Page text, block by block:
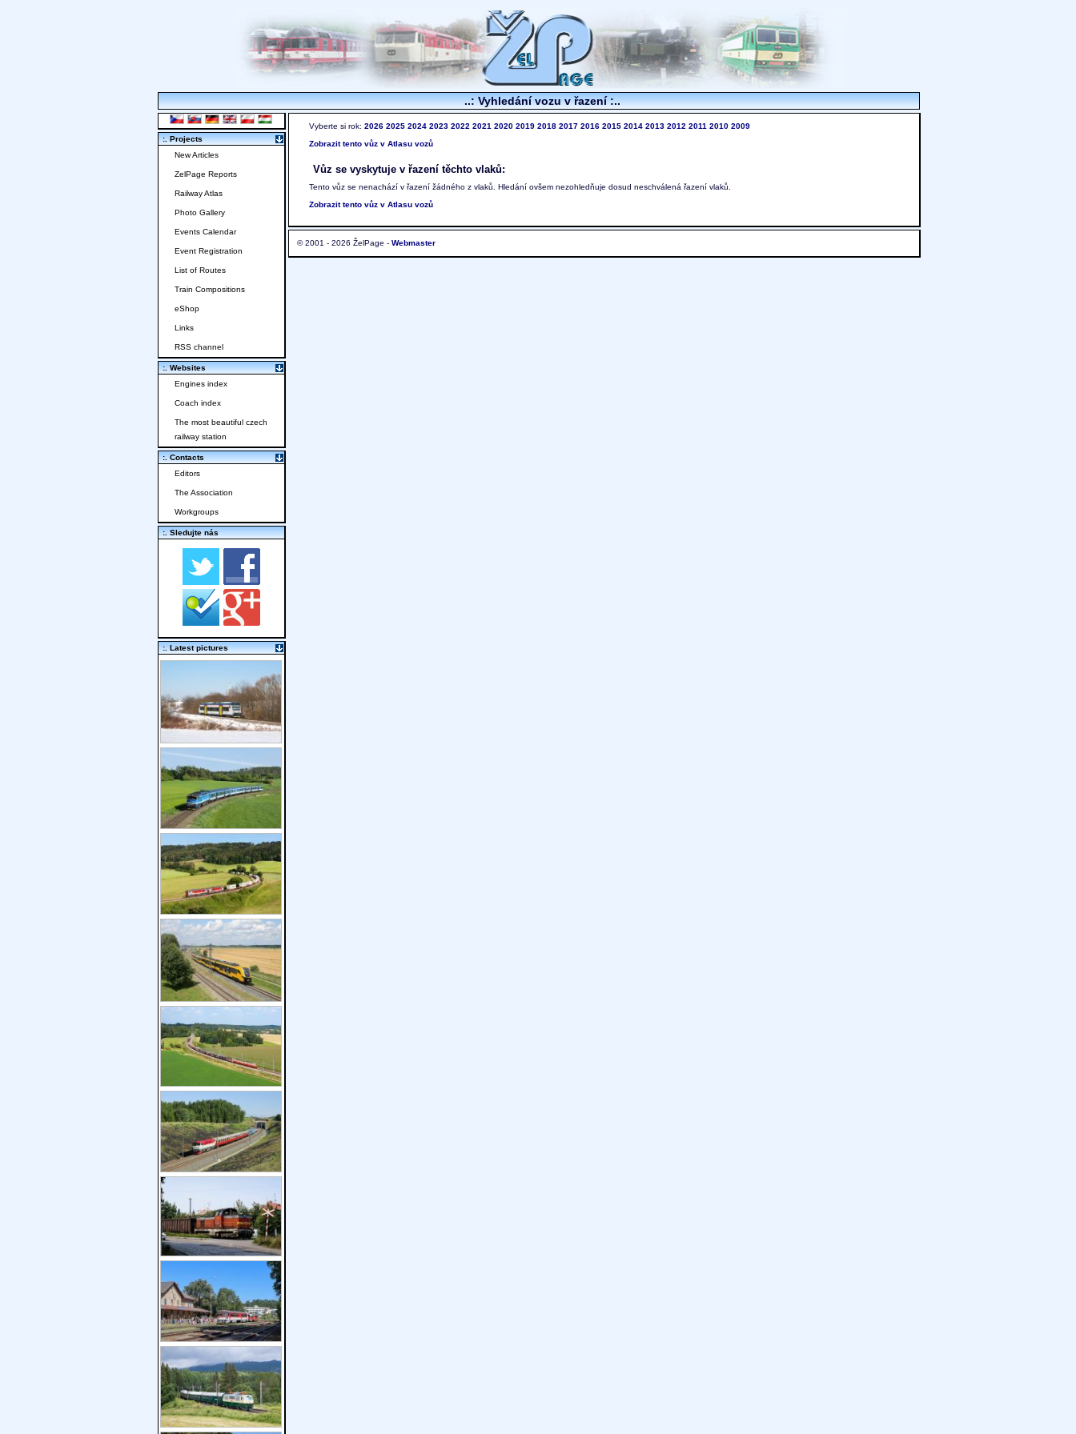
..: Vyhledání vozu v řazení :..
Vyberte si rok: 2026 2025 2024 2023 2022 2021 2020 2019 2018 2017 2016 2015 2014 2013 2012 2011 2010 2009
Zobrazit tento vůz v Atlasu vozů
Vůz se vyskytuje v řazení těchto vlaků:
Tento vůz se nenachází v řazení žádného z vlaků. Hledání ovšem nezohledňuje dosud neschválená řazení vlaků.
Zobrazit tento vůz v Atlasu vozů
© 2001 - 2026 ŽelPage - Webmaster
:. Projects
New Articles
ZelPage Reports
Railway Atlas
Photo Gallery
Events Calendar
Event Registration
List of Routes
Train Compositions
eShop
Links
RSS channel
:. Websites
Engines index
Coach index
The most beautiful czech
railway station
:. Contacts
Editors
The Association
Workgroups
:. Sledujte nás
:. Latest pictures